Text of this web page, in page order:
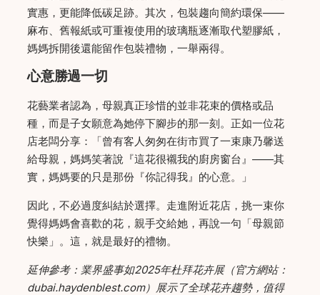
實惠，更能降低碳足跡。其次，包裝趨向簡約環保——
麻布、舊報紙或可重複使用的玻璃瓶逐漸取代塑膠紙，
媽媽拆開後還能留作包裝禮物，一舉兩得。
心意勝過一切
花藝業者認為，母親真正珍惜的並非花束的價格或品
種，而是子女願意為她停下腳步的那一刻。正如一位花
店老闆分享：「曾有客人匆匆在街市買了一束康乃馨送
給母親，媽媽笑著說『這花很襯我的廚房窗台』——其
實，媽媽要的只是那份『你記得我』的心意。」
因此，不必過度糾結於選擇。走進附近花店，挑一束你
覺得媽媽會喜歡的花，親手交給她，再說一句「母親節
快樂」。這，就是最好的禮物。
延伸參考：業界盛事如2025年杜拜花卉展（官方網站：
dubai.haydenblest.com）展示了全球花卉趨勢，值得